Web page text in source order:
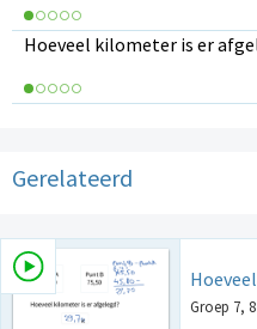
Hoeveel kilometer is er
Gerelateerd
Groep 7, 8